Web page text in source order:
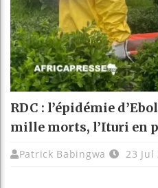
RDC : l’épidémie
mille morts, l’Ituri en
Patrick Babingwa 23 Jul